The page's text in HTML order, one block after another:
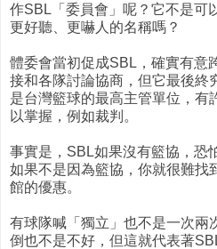
作SBL「委員會」呢？它不是可
更好聽、更嚇人的名稱嗎？
體委會當初促成SBL，確實有意
接和各隊討論協商，但它最後終
是台灣籃球的最高主管單位，有
以掌握，例如裁判。
事實是，SBL如果沒有籃協，恐
如果不是因為籃協，你就很難找
館的優惠。
有球隊喊「獨立」也不是一次兩
倒也不是不好，但這就代表著